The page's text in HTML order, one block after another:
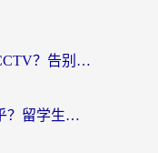
海外党亲测：在海外如何看CCTV？告别“仅限大陆播放”的实用指南
央视影音在海外可以看吗知乎？留学生亲测：3步解决地域限制+追剧自由